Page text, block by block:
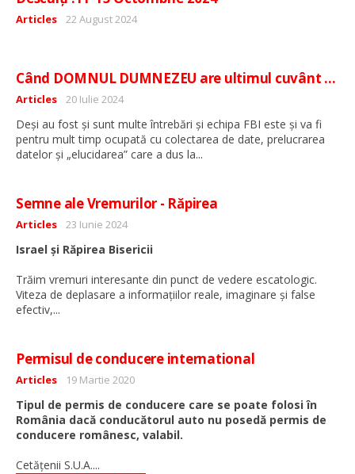
Detalii
Articles 22 August 2024
Când DOMNUL DUMNEZEU are ultimul cuvânt …
Detalii
Articles 20 Iulie 2024
Deși au fost și sunt multe întrebări și echipa FBI este și va fi
pentru mult timp ocupată cu colectarea de date, prelucrarea
datelor și „elucidarea” care a dus la...
Semne ale Vremurilor - Răpirea
Detalii
Articles 23 Iunie 2024
Israel și Răpirea Bisericii
Trăim vremuri interesante din punct de vedere escatologic.
Viteza de deplasare a informațiilor reale, imaginare și false
efectiv,...
Permisul de conducere international
Detalii
Articles 19 Martie 2020
Tipul de permis de conducere care se poate folosi în
România dacă conducătorul auto nu posedă permis de
conducere românesc, valabil.
Cetăţenii S.U.A....